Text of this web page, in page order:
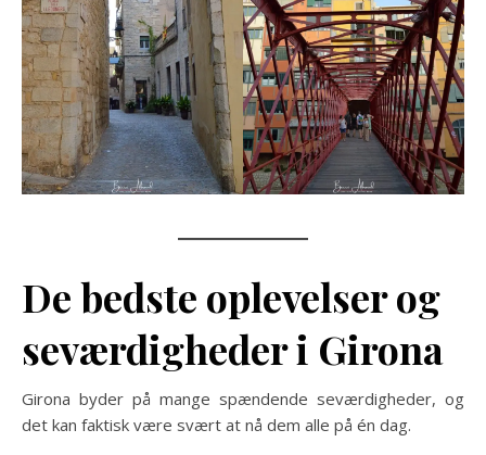
De bedste oplevelser og
seværdigheder i Girona
Girona byder på mange spændende seværdigheder, og
det kan faktisk være svært at nå dem alle på én dag.